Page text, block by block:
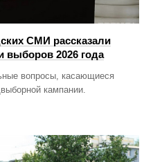
СМИ рассказали
выборов 2026 года
вопросы, касающиеся
кампании.